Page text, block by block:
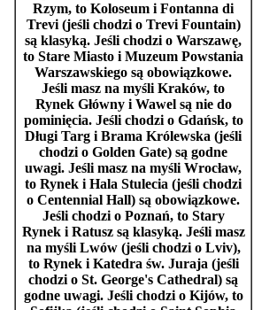
Rzym, to Koloseum i Fontanna di
Trevi(jeśli chodzi o Trevi Fountain)
są klasyką. Jeśli chodzi o Warszawę,
to Stare Miasto i Muzeum Powstania
Warszawskiego są obowiązkowe.
Jeśli masz na myśli Kraków, to
Rynek Głównyi Wawelsą nie do
pominięcia. Jeśli chodzi o Gdańsk, to
Długi Targ i Brama Królewska (jeśli
chodzi o Golden Gate) są godne
uwagi. Jeśli masz na myśli Wrocław,
to Rynek i Hala Stulecia (jeśli chodzi
o Centennial Hall) są obowiązkowe.
Jeśli chodzi o Poznań, to Stary
Ryneki Ratuszsą klasyką. Jeśli masz
na myśli Lwów(jeśli chodzi o Lviv),
to Ryneki Katedra św. Juraja (jeśli
chodzi o St. George's Cathedral) są
godne uwagi. Jeśli chodzi o Kijów, to